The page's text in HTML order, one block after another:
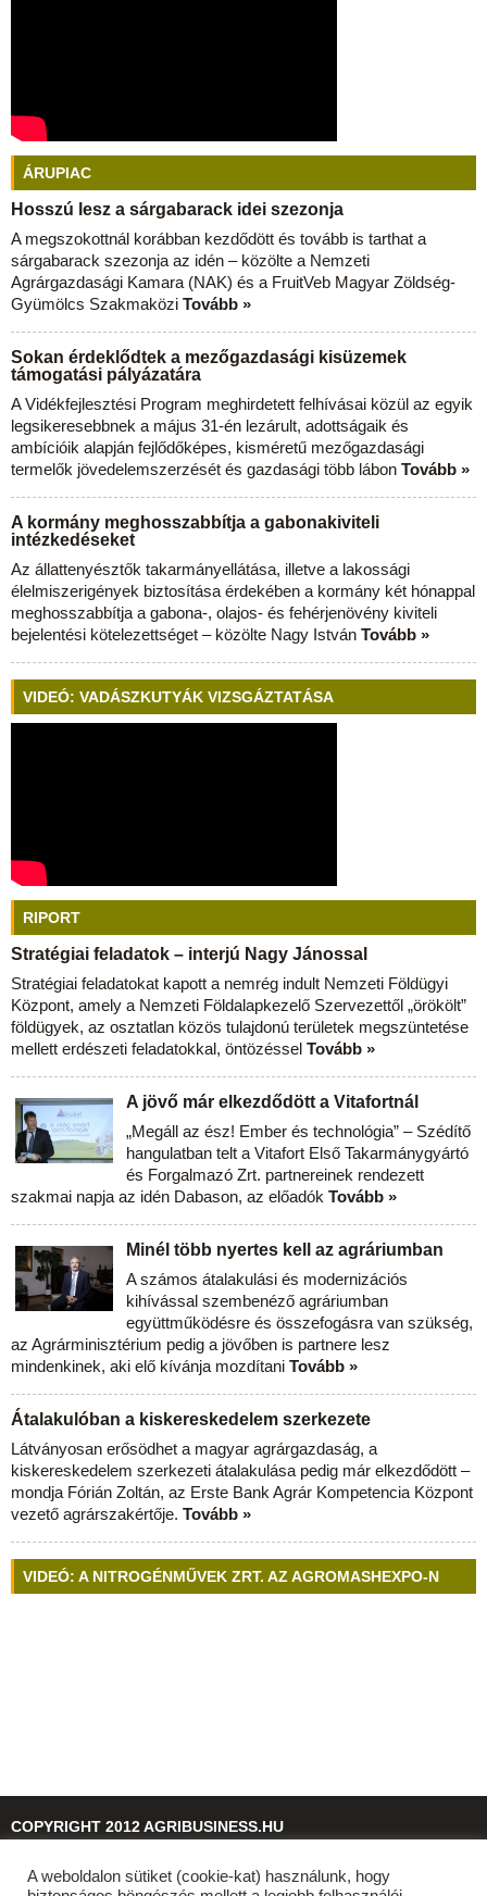
ÁRUPIAC
Hosszú lesz a sárgabarack idei szezonja
A megszokottnál korábban kezdődött és tovább is tarthat a
sárgabarack szezonja az idén – közölte a Nemzeti
Agrárgazdasági Kamara (NAK) és a FruitVeb Magyar Zöldség-
Gyümölcs Szakmaközi Tovább »
Sokan érdeklődtek a mezőgazdasági kisüzemek
támogatási pályázatára
A Vidékfejlesztési Program meghirdetett felhívásai közül az egyik
legsikeresebbnek a május 31-én lezárult, adottságaik és
ambícióik alapján fejlődőképes, kisméretű mezőgazdasági
termelők jövedelemszerzését és gazdasági több lábon Tovább »
A kormány meghosszabbítja a gabonakiviteli
intézkedéseket
Az állattenyésztők takarmányellátása, illetve a lakossági
élelmiszerigények biztosítása érdekében a kormány két hónappal
meghosszabbítja a gabona-, olajos- és fehérjenövény kiviteli
bejelentési kötelezettséget – közölte Nagy István Tovább »
VIDEÓ: VADÁSZKUTYÁK VIZSGÁZTATÁSA
RIPORT
Stratégiai feladatok – interjú Nagy Jánossal
Stratégiai feladatokat kapott a nemrég indult Nemzeti Földügyi
Központ, amely a Nemzeti Földalapkezelő Szervezettől „örökölt”
földügyek, az osztatlan közös tulajdonú területek megszüntetése
mellett erdészeti feladatokkal, öntözéssel Tovább »
A jövő már elkezdődött a Vitafortnál
„Megáll az ész! Ember és technológia” – Szédítő
hangulatban telt a Vitafort Első Takarmánygyártó
és Forgalmazó Zrt. partnereinek rendezett
szakmai napja az idén Dabason, az előadók Tovább »
Minél több nyertes kell az agráriumban
A számos átalakulási és modernizációs
kihívással szembenéző agráriumban
együttműködésre és összefogásra van szükség,
az Agrárminisztérium pedig a jövőben is partnere lesz
mindenkinek, aki elő kívánja mozdítani Tovább »
Átalakulóban a kiskereskedelem szerkezete
Látványosan erősödhet a magyar agrárgazdaság, a
kiskereskedelem szerkezeti átalakulása pedig már elkezdődött –
mondja Fórián Zoltán, az Erste Bank Agrár Kompetencia Központ
vezető agrárszakértője. Tovább »
VIDEÓ: A NITROGÉNMŰVEK ZRT. AZ AGROMASHEXPO-N
COPYRIGHT 2012 AGRIBUSINESS.HU
© 2026agribusiness.hu
A weboldalon sütiket (cookie-kat) használunk, hogy